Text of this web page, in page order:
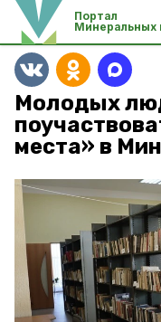
Портал
Минеральных
Молодых
места» в